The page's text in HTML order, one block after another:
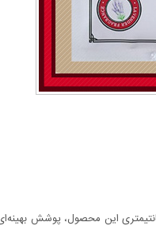
لکه بر سریع، با بهره‌گیری از پارچه نانو درجه یک تولید شده‌اند که ترکیبی از دوام بالا و کارایی ممتاز را ارائه می‌دهد. ابعاد